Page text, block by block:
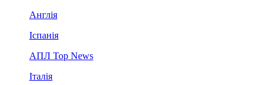
Англія
Іспанія
АПЛ Top News
Італія